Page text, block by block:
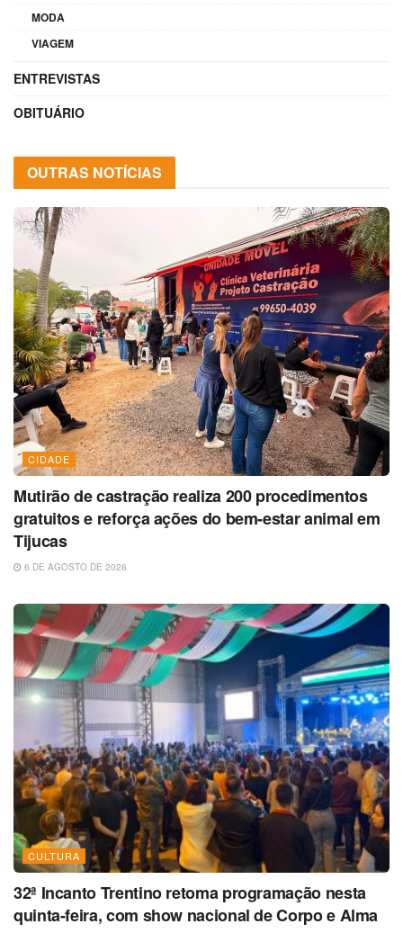
MODA
VIAGEM
ENTREVISTAS
OBITUÁRIO
OUTRAS NOTÍCIAS
CIDADE
Mutirão de castração realiza 200 procedimentos
gratuitos e reforça ações do bem-estar animal em
Tijucas
6 DE AGOSTO DE 2026
CULTURA
32ª Incanto Trentino retoma programação nesta
quinta-feira, com show nacional de Corpo e Alma